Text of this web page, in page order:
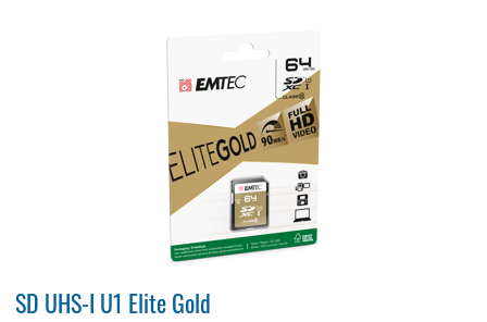
SD UHS-I U1 Elite Gold